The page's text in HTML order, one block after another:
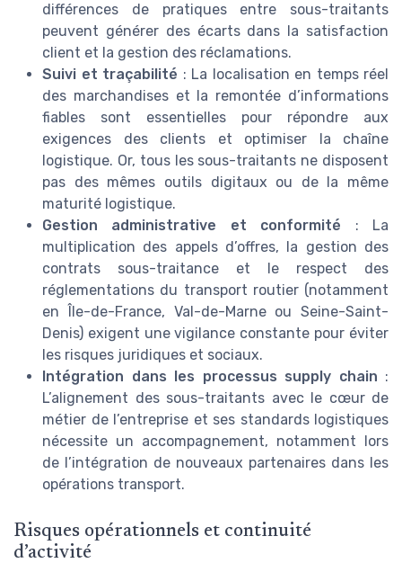
différences de pratiques entre sous-traitants
peuvent générer des écarts dans la satisfaction
client et la gestion des réclamations.
Suivi et traçabilité : La localisation en temps réel
des marchandises et la remontée d’informations
fiables sont essentielles pour répondre aux
exigences des clients et optimiser la chaîne
logistique. Or, tous les sous-traitants ne disposent
pas des mêmes outils digitaux ou de la même
maturité logistique.
Gestion administrative et conformité : La
multiplication des appels d’offres, la gestion des
contrats sous-traitance et le respect des
réglementations du transport routier (notamment
en Île-de-France, Val-de-Marne ou Seine-Saint-
Denis) exigent une vigilance constante pour éviter
les risques juridiques et sociaux.
Intégration dans les processus supply chain :
L’alignement des sous-traitants avec le cœur de
métier de l’entreprise et ses standards logistiques
nécessite un accompagnement, notamment lors
de l’intégration de nouveaux partenaires dans les
opérations transport.
Risques opérationnels et continuité
d’activité